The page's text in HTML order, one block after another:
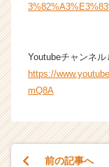
Youtubeチャンネル↓
https://
mQ8A
前の記事へ